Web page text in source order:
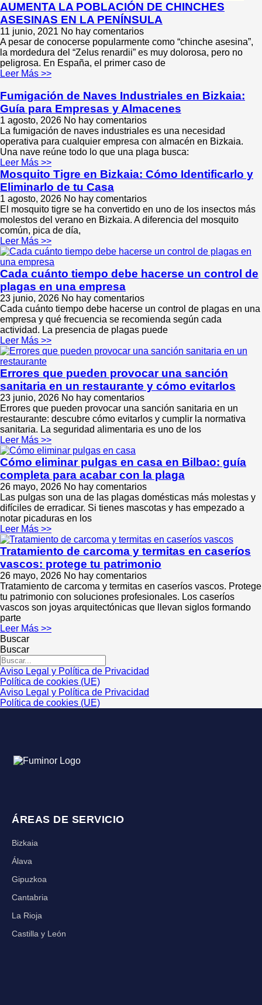
AUMENTA LA POBLACIÓN DE CHINCHES
ASESINAS EN LA PENÍNSULA
11 junio, 2021 No hay comentarios
A pesar de conocerse popularmente como “chinche asesina”,
la mordedura del “Zelus renardii” es muy dolorosa, pero no
peligrosa. En España, el primer caso de
Leer Más >>
Fumigación de Naves Industriales en Bizkaia:
Guía para Empresas y Almacenes
1 agosto, 2026 No hay comentarios
La fumigación de naves industriales es una necesidad
operativa para cualquier empresa con almacén en Bizkaia.
Una nave reúne todo lo que una plaga busca:
Leer Más >>
Mosquito Tigre en Bizkaia: Cómo Identificarlo y
Eliminarlo de tu Casa
1 agosto, 2026 No hay comentarios
El mosquito tigre se ha convertido en uno de los insectos más
molestos del verano en Bizkaia. A diferencia del mosquito
común, pica de día,
Leer Más >>
Cada cuánto tiempo debe hacerse un control de
plagas en una empresa
23 junio, 2026 No hay comentarios
Cada cuánto tiempo debe hacerse un control de plagas en una
empresa y qué frecuencia se recomienda según cada
actividad. La presencia de plagas puede
Leer Más >>
Errores que pueden provocar una sanción
sanitaria en un restaurante y cómo evitarlos
23 junio, 2026 No hay comentarios
Errores que pueden provocar una sanción sanitaria en un
restaurante: descubre cómo evitarlos y cumplir la normativa
sanitaria. La seguridad alimentaria es uno de los
Leer Más >>
Cómo eliminar pulgas en casa en Bilbao: guía
completa para acabar con la plaga
26 mayo, 2026 No hay comentarios
Las pulgas son una de las plagas domésticas más molestas y
difíciles de erradicar. Si tienes mascotas y has empezado a
notar picaduras en los
Leer Más >>
Tratamiento de carcoma y termitas en caseríos
vascos: protege tu patrimonio
26 mayo, 2026 No hay comentarios
Tratamiento de carcoma y termitas en caseríos vascos. Protege
tu patrimonio con soluciones profesionales. Los caseríos
vascos son joyas arquitectónicas que llevan siglos formando
parte
Leer Más >>
Buscar
Buscar
Aviso Legal y Política de Privacidad
Política de cookies (UE)
Aviso Legal y Política de Privacidad
Política de cookies (UE)
ÁREAS DE SERVICIO
Bizkaia
Álava
Gipuzkoa
Cantabria
La Rioja
Castilla y León